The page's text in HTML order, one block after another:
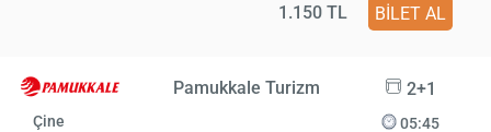
1.150 TL BİLET AL
Pamukkale Turizm 2+1
Çine
05:45